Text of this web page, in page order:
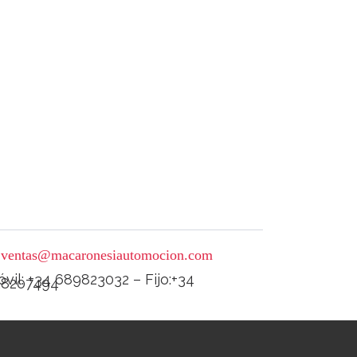
ventas@macaronesiautomocion.com
+34 689823032 – Fijo:+34